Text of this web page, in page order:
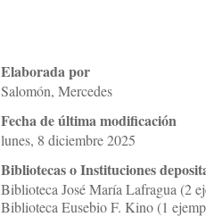
Elaborada por
Salomón, Mercedes
Fecha de última modificación
lunes, 8 diciembre 2025
Bibliotecas o Instituciones
Biblioteca José María Lafragua (2
Biblioteca Eusebio F. Kino (1